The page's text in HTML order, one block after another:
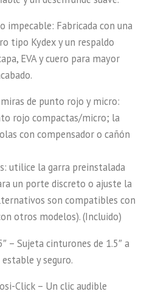
impecable: Fabricada con una
tipo Kydex y un respaldo
EVA y cuero para mayor
de punto rojo y micro:
rojo compactas/micro; la
con compensador o cañón
utilice la garra preinstalada
un porte discreto o ajuste la
son compatibles con
otros modelos). (Incluido)
– Sujeta cinturones de 1.5″ a
y seguro.
Click – Un clic audible